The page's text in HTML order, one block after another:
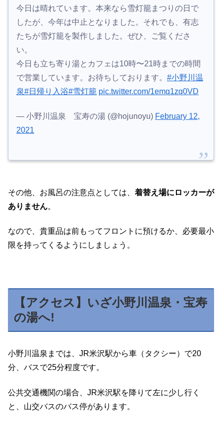
今日は晴れています。本来なら雪灯籠まつりの日で
したが、今年は中止となりました。それでも、有志
たちが雪灯籠を製作しました。ぜひ、ご覧くださ
い。
今日も立ち寄り湯とカフェは10時〜21時までの時間
で営業しています。お待ちしております。 #小野川温
泉#日帰り入浴#雪灯籠 pic.twitter.com/1emq1zq0VD
— 小野川温泉 宝寿の湯 (@hojunoyu) February 12,
2021
その他、お風呂の注意点としては、 着替え場にロッカーが
ありません。
なので、貴重品は前もってフロントに預けるか、必要最小
限を持ってくるようにしましょう。
【アクセス】いざ小野川温泉・宝寿
の湯へ!
小野川温泉までは、JR米沢駅から車（タクシー）で20
分、バスで25分程度です。
公共交通機関の場合、JR米沢駅を降りて左に少し行く
と、山交バスのバス停があります。